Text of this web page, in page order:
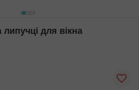
липучці для вікна